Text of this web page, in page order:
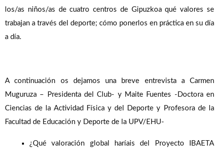
los/as niños/as de cuatro centros de Gipuzkoa qué valores se
trabajan a través del deporte; cómo ponerlos en práctica en su día
a día.
A continuación os dejamos una breve entrevista a Carmen
Muguruza – Presidenta del Club- y Maite Fuentes -Doctora en
Ciencias de la Actividad Física y del Deporte y Profesora de la
Facultad de Educación y Deporte de la UPV/EHU-
¿Qué valoración global haríais del Proyecto IBAETA